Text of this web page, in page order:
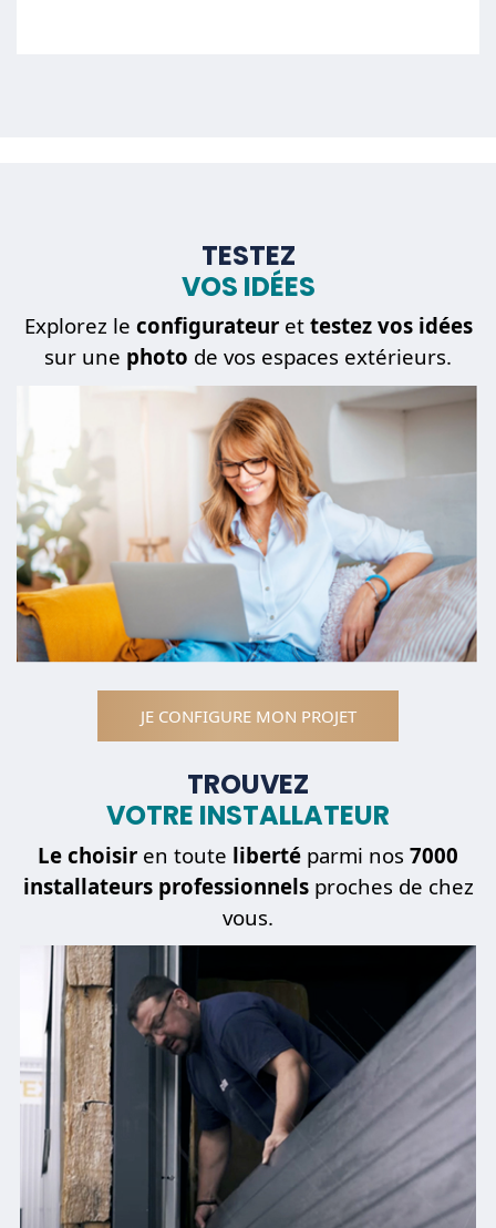
Monprojet
pièce détachée
REVENIR À L'ÉTAPE PRÉCÉDENTE
TESTEZ
VOS IDÉES
Explorez le configurateuret testez vos idées
sur une photo de vos espaces extérieurs.
JE CONFIGURE MON PROJET
TROUVEZ
VOTRE INSTALLATEUR
Le choisir en toute liberté parmi nos 7000
installateurs professionnelsproches de chez
vous.